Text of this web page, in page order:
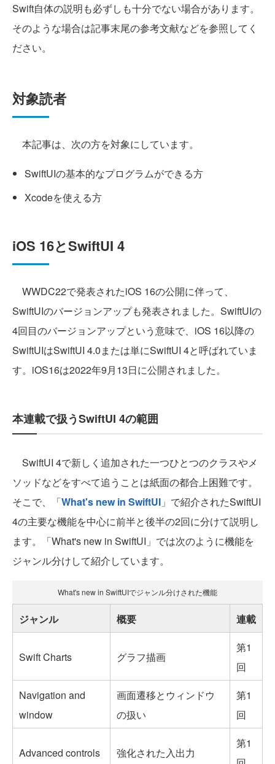
Swift自体の説明も必ずしも十分でない場合があります。
そのような場合は記事末尾の参考文献などを参照してく
ださい。
対象読者
本記事は、次の方を対象にしています。
SwiftUIの基本的なプログラムができる方
Xcodeを使える方
iOS 16とSwiftUI 4
WWDC22で発表されたiOS 16の公開に伴って、
SwiftUIのバージョンアップも発表されました。SwiftUIの
4回目のバージョンアップという意味で、iOS 16以降の
SwiftUIはSwiftUI 4.0または単にSwiftUI 4と呼ばれていま
す。iOS16は2022年9月13日に公開されました。
本連載で扱うSwiftUI 4の範囲
SwiftUI 4で新しく追加された一つひとつのクラスやメ
ソッドなどをすべて追うことは紙面の都合上困難です。
そこで、「What's new in SwiftUI 」で紹介されたSwiftUI
4の主要な機能を中心に前半と後半の2回に分けて説明し
ます。「What's new in SwiftUI」では次のように機能を
ジャンル分けして紹介しています。
What's new in SwiftUIでジャンル分けされた機能
ジャンル 概要 連載
Swift Charts グラフ描画
第1
回
Navigation and
window
画面遷移とウィンドウ
の扱い
第1
回
Advanced controls 強化された入出力
第1